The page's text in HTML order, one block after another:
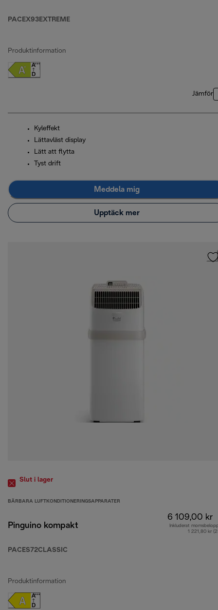
PACEX93EXTREME
Produktinformation
Jämför
Kyleffekt
Lättavläst display
Lätt att flytta
Tyst drift
Meddela mig
Upptäck mer
Slut i lager
BÄRBARA LUFTKONDITIONERINGSAPPARATER
Pinguino kompakt
PACES72CLASSIC
6 109,00 kr
Inkluderat
1 221,80 kr
Produktinformation